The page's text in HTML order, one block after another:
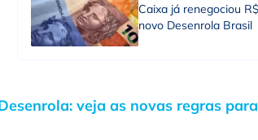
Caixa já renegociou
novo Desenrola Brasil
veja as novas regras